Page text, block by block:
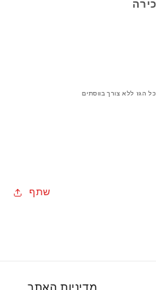
הגז ללא צורך בווסתים
שתף
מדיניות האתר